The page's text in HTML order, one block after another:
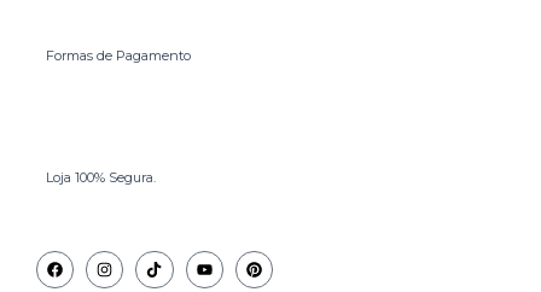
Formas de Pagamento
Loja 100% Segura.
FacebookInstagramTiktokYoutubePinterest